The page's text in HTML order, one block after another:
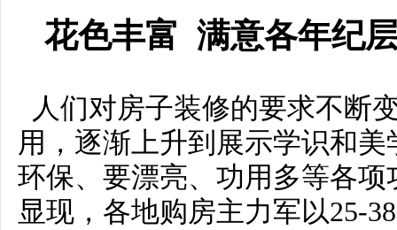
花色丰富 满意各年纪
人们对房子装修的要求不断
用，逐渐上升到展示学识和
环保、要漂亮、功用多等各
显现，各地购房主力军以25-